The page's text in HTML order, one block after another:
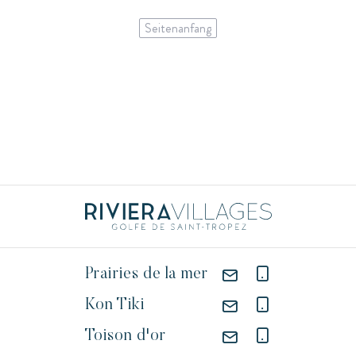
Seitenanfang
Prairies de la mer
Kon Tiki
Toison d'or